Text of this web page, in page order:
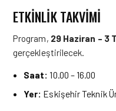
ETKINLIK TAKVIMI
Program, 29 Haziran – 3
gerçekleştirilecek.
Saat: 10.00 – 16.00
Yer: Eskişehir Teknik